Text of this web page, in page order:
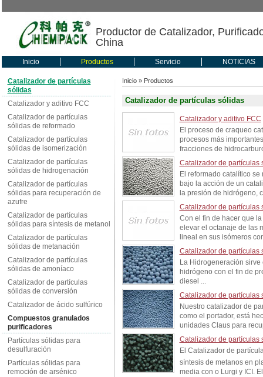
Productor de Catalizador,
China
Inicio Productos Servicio NOTICIAS
Catalizador de partículas
sólidas
Catalizador y aditivo FCC
Catalizador de partículas
sólidas de reformado
Catalizador de partículas
sólidas de isomerización
Catalizador de partículas
sólidas de hidrogenación
Catalizador de partículas
sólidas para recuperación de
azufre
Catalizador de partículas
sólidas para síntesis de metanol
Catalizador de partículas
sólidas de metanación
Catalizador de partículas
sólidas de amoníaco
Catalizador de partículas
sólidas de conversión
Catalizador de ácido sulfúrico
Compuestos granulados
purificadores
Partículas sólidas para
desulfuración
Partículas sólidas para
remoción de arsénico
Inicio» Productos
Catalizador de partículas sólidas
Catalizador y aditivo FCC
El proceso de craqueo
procesos más
fracciones de
Catalizador de partículas
El reformado catalítico
bajo la acción de un
la presión de hidrógeno,
Catalizador de partículas
Con el fin de hacer que
elevar el octanaje de las
lineal en sus isómeros
Catalizador de partículas
La Hidrogeneración
hidrógeno con el fin de
diesel ...
Catalizador de partículas
Nuestro catalizador de
como el portador, está
unidades Claus para
Catalizador de partículas
El Catalizador de
síntesis de metanos en
media con o Lurgi y ICI.